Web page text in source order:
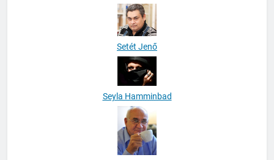
Setét Jenő
Seyla Hamminbad